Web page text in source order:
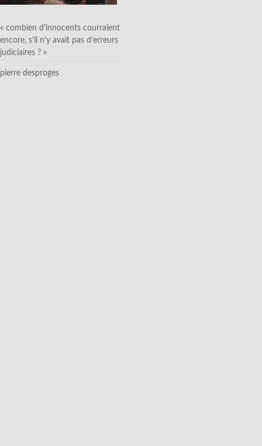
« combien d’innocents courraient
encore, s’il n’y avait pas d’erreurs
judiciaires ? »
pierre desproges